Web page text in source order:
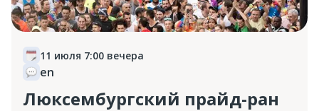
11 июля 7:00 вечера
en
Люксембургский прайд-ран